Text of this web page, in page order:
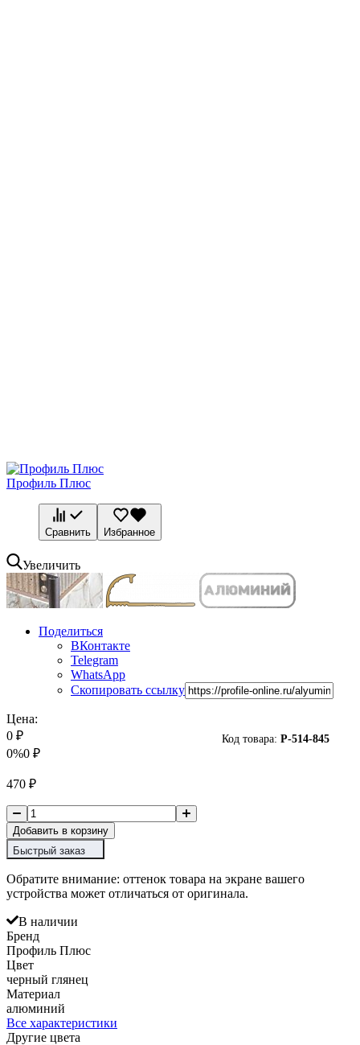
Профиль Плюс
Сравнить Избранное
Увеличить
Поделиться
ВКонтакте
Telegram
WhatsApp
Скопировать ссылку
Код товара: P-514-845
Цена:
0 ₽
0%0 ₽
470 ₽
Добавить в корзину
Быстрый заказ
Обратите внимание: оттенок товара на экране вашего
устройства может отличаться от оригинала.
В наличии
Бренд
Профиль Плюс
Цвет
черный глянец
Материал
алюминий
Все характеристики
Другие цвета